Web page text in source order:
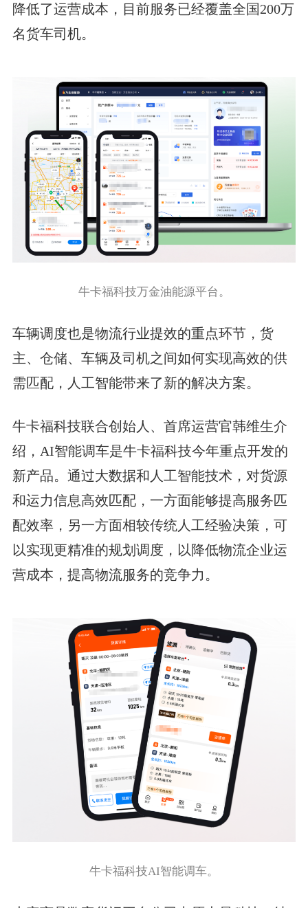
降低了运营成本，目前服务已经覆盖全国200万
名货车司机。
牛卡福科技万金油能源平台。
车辆调度也是物流行业提效的重点环节，货
主、仓储、车辆及司机之间如何实现高效的供
需匹配，人工智能带来了新的解决方案。
牛卡福科技联合创始人、首席运营官韩维生介
绍，AI智能调车是牛卡福科技今年重点开发的
新产品。通过大数据和人工智能技术，对货源
和运力信息高效匹配，一方面能够提高服务匹
配效率，另一方面相较传统人工经验决策，可
以实现更精准的规划调度，以降低物流企业运
营成本，提高物流服务的竞争力。
牛卡福科技AI智能调车。